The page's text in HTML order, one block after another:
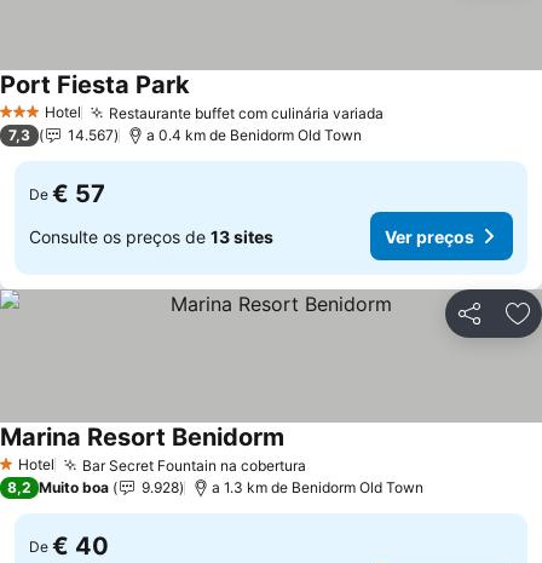
3 EstrelasHotel Restaurante buffet com culinária variada
Port Fiesta ParkVer preços
7,3 14.567 a 0.4 km de Benidorm Old Town
De € 57
Consulte os preços de 13 sites Ver preços
Partilhar
1 Estrelas
Hotel Bar Secret Fountain na cobertura
Marina Resort Benidorm
8,2 Muito boa 9.928 a 1.3 km de Benidorm Old Town
De € 40